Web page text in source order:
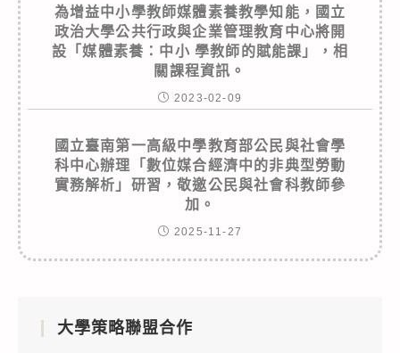
為增益中小學教師媒體素養教學知能，國立
政治大學公共行政與企業管理教育中心將開
設「媒體素養：中小 學教師的賦能課」，相
關課程資訊。
2023-02-09
國立臺南第一高級中學教育部公民與社會學
科中心辦理「數位媒合經濟中的非典型勞動
實務解析」研習，敬邀公民與社會科教師參
加。
2025-11-27
大學策略聯盟合作